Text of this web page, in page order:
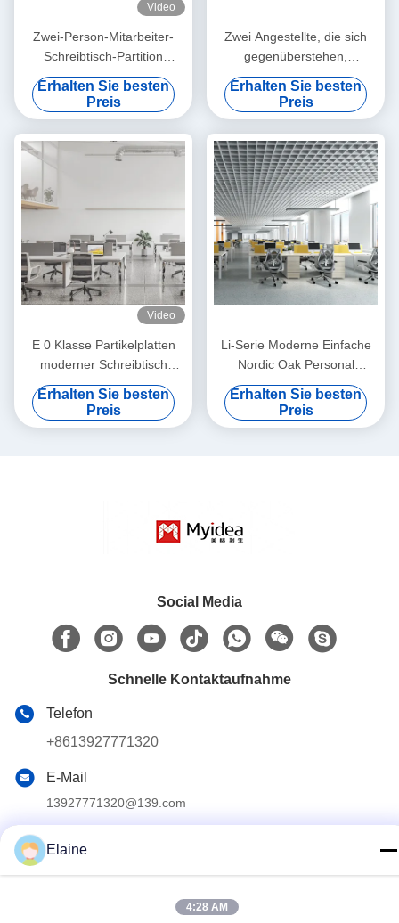
Video
Zwei-Person-Mitarbeiter-
Schreibtisch-Partition
getrennt
Erhalten Sie besten
Preis
Zwei Angestellte, die sich
gegenüberstehen,
Schreibtisch, Stahlfuß,
Schreibtischmöbel,
Schreibtisch
Erhalten Sie besten
Preis
Video
E 0 Klasse Partikelplatten
moderner Schreibtisch
Umweltwahl Farbe und
Größe individuell
Erhalten Sie besten
Preis
Li-Serie Moderne Einfache
Nordic Oak Personal
Schreibtisch Schrift Stahl
Fuß individuell
Erhalten Sie besten
Preis
Social Media
Schnelle Kontaktaufnahme
Telefon
+8613927771320
E-Mail
13927771320@139.com
Jiujiang, Bezirk Nanhai, Stadt Foshan, Provinz Guangdong,
Elaine
4:28 AM